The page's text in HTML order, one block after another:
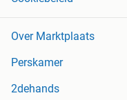
Over Marktplaats
Perskamer
2dehands